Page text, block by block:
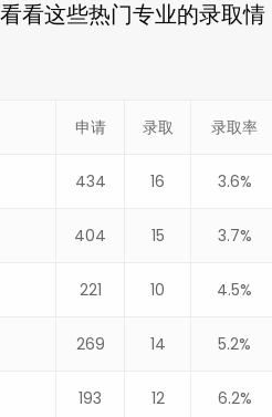
看这些热门专业的录取情
申请 录取 录取率
434 16 3.6%
404 15 3.7%
221 10 4.5%
269 14 5.2%
193 12 6.2%